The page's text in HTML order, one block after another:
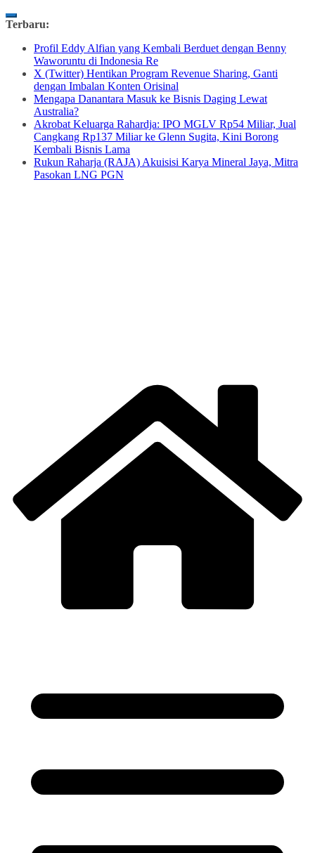
Skip
content
Terbaru:
Profil Eddy Alfian yang Kembali Berduet dengan Benny
Waworuntu di Indonesia Re
X (Twitter) Hentikan Program Revenue Sharing, Ganti
dengan Imbalan Konten Orisinal
Mengapa Danantara Masuk ke Bisnis Daging Lewat
Australia?
Akrobat Keluarga Rahardja: IPO MGLV Rp54 Miliar, Jual
Cangkang Rp137 Miliar ke Glenn Sugita, Kini Borong
Kembali Bisnis Lama
Rukun Raharja (RAJA) Akuisisi Karya Mineral Jaya, Mitra
Pasokan LNG PGN